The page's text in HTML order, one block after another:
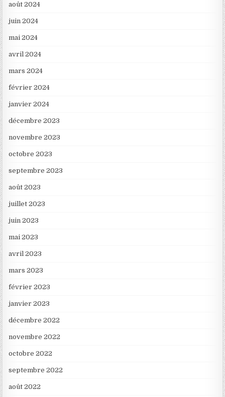
août 2024
juin 2024
mai 2024
avril 2024
mars 2024
février 2024
janvier 2024
décembre 2023
novembre 2023
octobre 2023
septembre 2023
août 2023
juillet 2023
juin 2023
mai 2023
avril 2023
mars 2023
février 2023
janvier 2023
décembre 2022
novembre 2022
octobre 2022
septembre 2022
août 2022